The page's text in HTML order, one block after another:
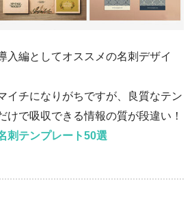
入編としてオススメの名刺デザイ
イチになりがちですが、良質なテン
けで吸収できる情報の質が段違い！
刺テンプレート50選